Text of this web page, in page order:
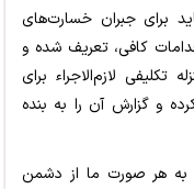
برای جبران خسارت‌های
کافی، تعریف شده و
تکلیفی لازم‌الاجراء برای
و گزارش آن را به بنده
به هر صورت ما از دشمن